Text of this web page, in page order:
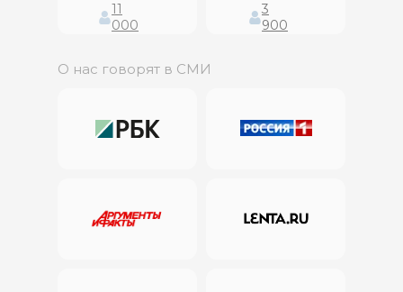
11
000
О нас говорят в СМИ
3
900